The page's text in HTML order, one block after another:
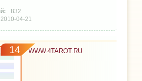
832
2010-04-21
14 WWW.4TAROT.RU